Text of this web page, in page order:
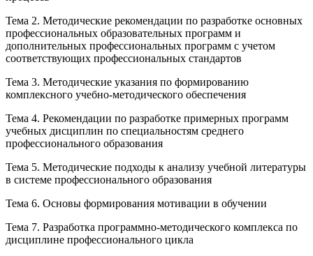
Тема 2. Методические рекомендации по разработке основных
профессиональных образовательных программ и
дополнительных профессиональных программ с учетом
соответствующих профессиональных стандартов
Тема 3. Методические указания по формированию
комплексного учебно-методического обеспечения
Тема 4. Рекомендации по разработке примерных программ
учебных дисциплин по специальностям среднего
профессионального образования
Тема 5. Методические подходы к анализу учебной литературы
в системе профессионального образования
Тема 6. Основы формирования мотивации в обучении
Тема 7. Разработка программно-методического комплекса по
дисциплине профессионального цикла